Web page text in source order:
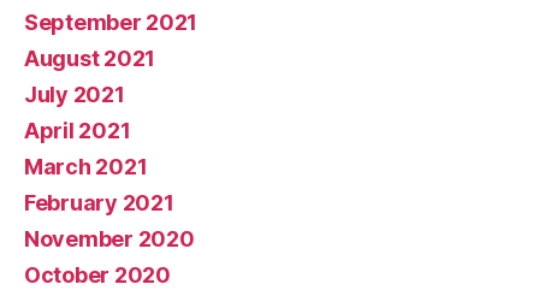
September 2021
August 2021
July 2021
April 2021
March 2021
February 2021
November 2020
October 2020